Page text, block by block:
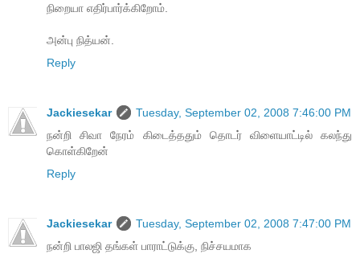
நிறையா எதிர்பார்க்கிறோம்.
அன்பு நித்யன்.
Reply
Jackiesekar
Tuesday, September 02, 2008 7:46:00 PM
நன்றி சிவா நேரம் கிடைத்ததும் தொடர் விளையாட்டில் கலந்து
கொள்கிறேன்
Reply
Jackiesekar
Tuesday, September 02, 2008 7:47:00 PM
நன்றி பாலஜி தங்கள் பாராட்டுக்கு, நிச்சயமாக